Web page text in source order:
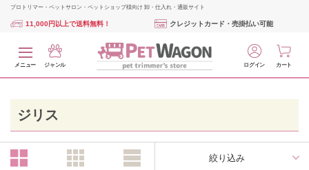
プロトリマー・ペットサロン・ペットショップ様向け 卸・仕入れ・通販サイト
11,000円以上で送料無料！ クレジットカード・売掛払い可能
メニュー ジャンル ログイン カート
ジリス
絞り込み